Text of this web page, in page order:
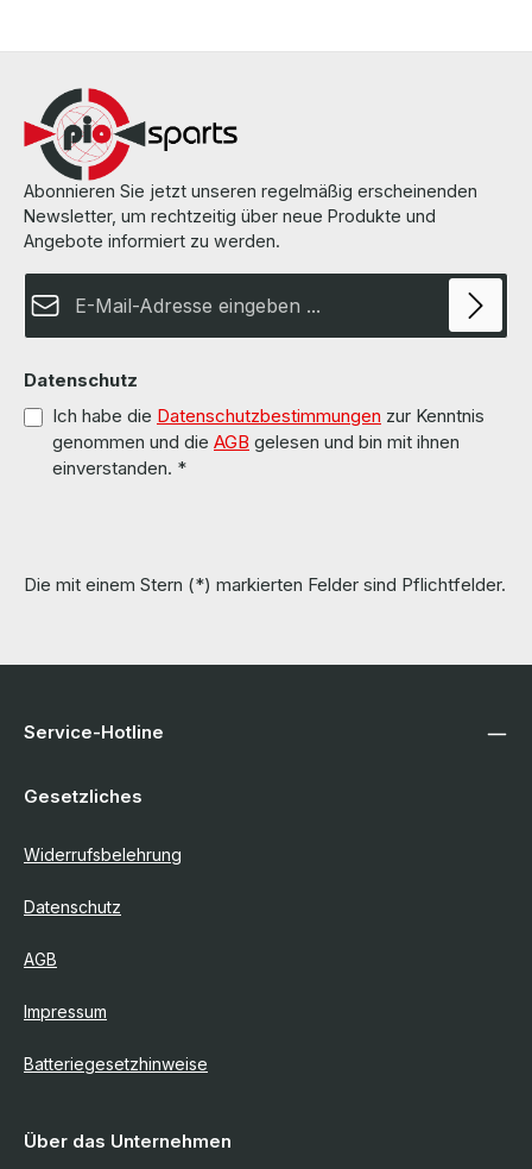
Beamer
Displays
Karten
Kassensysteme
Siemens Simatic PC
Notebooks & Zubehör
Smartphones
Workstations
Kabel & Adapter
Komponenten & Ersatzteile
Netzwerktechnik
Peripherie & Zubehör
Telekommunikation
Abonnieren Sie jetzt unseren regelmäßig erscheinenden
Newsletter, um rechtzeitig über neue Produkte und
Angebote informiert zu werden.
Datenschutz
Ich habe die Datenschutzbestimmungen zur Kenntnis
genommen und die AGB gelesen und bin mit ihnen
einverstanden. *
Die mit einem Stern (*) markierten Felder sind Pflichtfelder.
Service-Hotline
Gesetzliches
Widerrufsbelehrung
Datenschutz
AGB
Impressum
Batteriegesetzhinweise
Über das Unternehmen